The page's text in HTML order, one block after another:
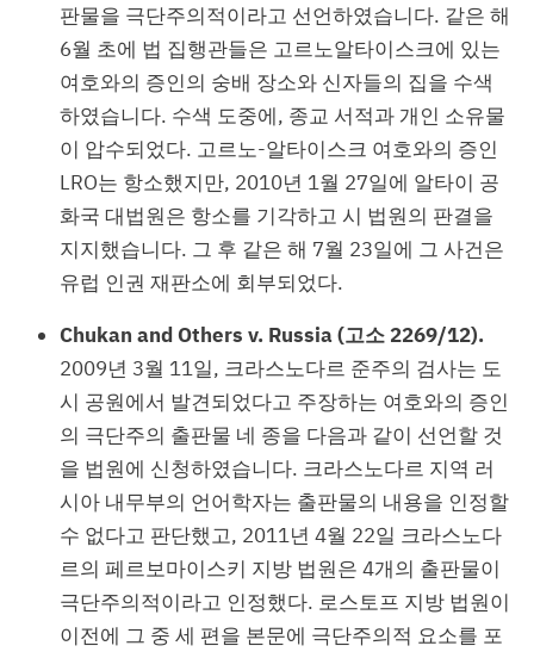
판물을 극단주의적이라고 선언하였습니다. 같은 해
6월 초에 법 집행관들은 고르노알타이스크에 있는
여호와의 증인의 숭배 장소와 신자들의 집을 수색
하였습니다. 수색 도중에, 종교 서적과 개인 소유물
이 압수되었다. 고르노-알타이스크 여호와의 증인
LRO는 항소했지만, 2010년 1월 27일에 알타이 공
화국 대법원은 항소를 기각하고 시 법원의 판결을
지지했습니다. 그 후 같은 해 7월 23일에 그 사건은
유럽 인권 재판소에 회부되었다.
Chukan and Others v. Russia (고소 2269/12).
2009년 3월 11일, 크라스노다르 준주의 검사는 도
시 공원에서 발견되었다고 주장하는 여호와의 증인
의 극단주의 출판물 네 종을 다음과 같이 선언할 것
을 법원에 신청하였습니다. 크라스노다르 지역 러
시아 내무부의 언어학자는 출판물의 내용을 인정할
수 없다고 판단했고, 2011년 4월 22일 크라스노다
르의 페르보마이스키 지방 법원은 4개의 출판물이
극단주의적이라고 인정했다. 로스토프 지방 법원이
이전에 그 중 세 편을 본문에 극단주의적 요소를 포